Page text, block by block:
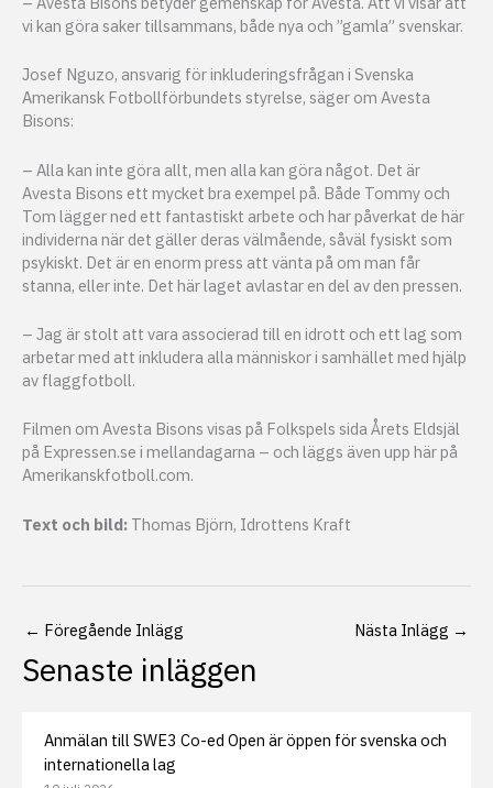
vi kan göra saker tillsammans, både nya och ”gamla” svenskar.
Josef Nguzo, ansvarig för inkluderingsfrågan i Svenska
Amerikansk Fotbollförbundets styrelse, säger om Avesta
Bisons:
– Alla kan inte göra allt, men alla kan göra något. Det är
Avesta Bisons ett mycket bra exempel på. Både Tommy och
Tom lägger ned ett fantastiskt arbete och har påverkat de här
individerna när det gäller deras välmående, såväl fysiskt som
psykiskt. Det är en enorm press att vänta på om man får
stanna, eller inte. Det här laget avlastar en del av den pressen.
– Jag är stolt att vara associerad till en idrott och ett lag som
arbetar med att inkludera alla människor i samhället med hjälp
av flaggfotboll.
Filmen om Avesta Bisons visas på Folkspels sida Årets Eldsjäl
på Expressen.se i mellandagarna – och läggs även upp här på
Amerikanskfotboll.com.
Text och bild: Thomas Björn, Idrottens Kraft
← Föregående Inlägg Nästa Inlägg →
Senaste inläggen
Anmälan till SWE3 Co-ed Open är öppen för svenska och
internationella lag